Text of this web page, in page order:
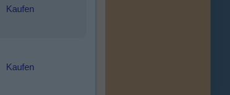
Kaufen
Kaufen